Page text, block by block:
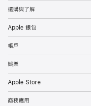
選購與了解
Apple 銀包
帳戶
娛樂
Apple Store
商務應用